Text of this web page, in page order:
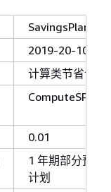
2019-20-10
计算类节省计划
0.01
1 年期部分预付
计划